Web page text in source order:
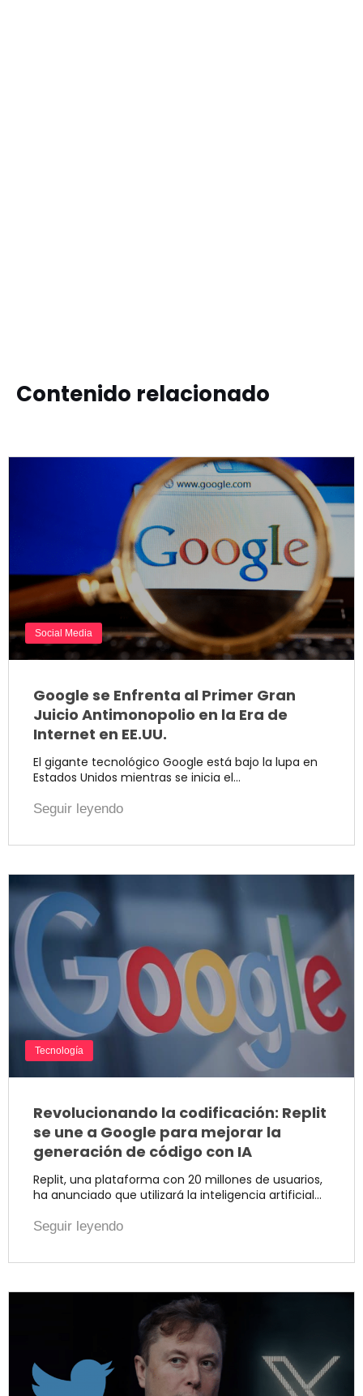
Contenido relacionado
Social Media
Google se Enfrenta al Primer Gran
Juicio Antimonopolio en la Era de
Internet en EE.UU.
El gigante tecnológico Google está bajo la lupa en
Estados Unidos mientras se inicia el…
Seguir leyendo
Tecnología
Revolucionando la codificación: Replit
se une a Google para mejorar la
generación de código con IA
Replit, una plataforma con 20 millones de usuarios,
ha anunciado que utilizará la inteligencia artificial…
Seguir leyendo